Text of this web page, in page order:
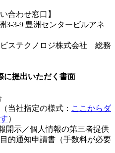
合わせ窓口】
3-3-9 豊洲センタービルアネ
ステクノロジ株式会社 総務
に提出いただく書面
当社指定の様式： ここからダ
）
開示／個人情報の第三者提供
的通知申請書（手数料が必要